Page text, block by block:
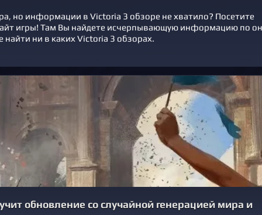
но информации в Victoria 3 обзоре не хватило? Посетите
игры! Там Вы найдете исчерпывающую информацию по
найти ни в каких Victoria 3 обзорах.
обновление со случайной генерацией мира и